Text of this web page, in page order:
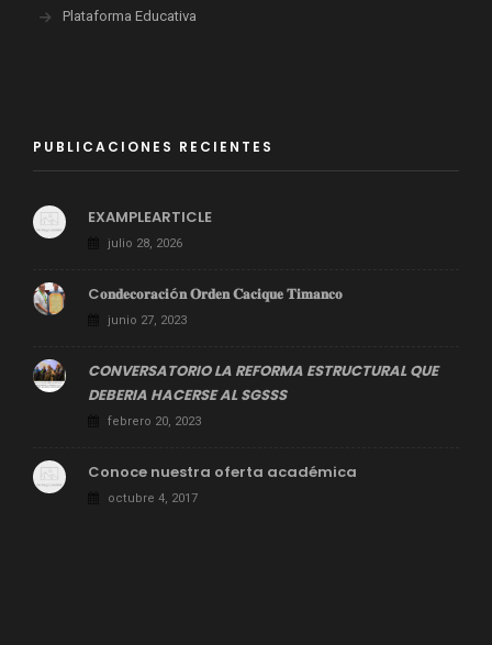
Plataforma Educativa
PUBLICACIONES RECIENTES
EXAMPLEARTICLE
julio 28, 2026
C𝐨𝐧𝐝𝐞𝐜𝐨𝐫𝐚𝐜𝐢ó𝐧 𝐎𝐫𝐝𝐞𝐧 𝐂𝐚𝐜𝐢𝐪𝐮𝐞 𝐓𝐢𝐦𝐚𝐧𝐜𝐨
junio 27, 2023
CONVERSATORIO LA REFORMA ESTRUCTURAL QUE
DEBERIA HACERSE AL SGSSS
febrero 20, 2023
Conoce nuestra oferta académica
octubre 4, 2017